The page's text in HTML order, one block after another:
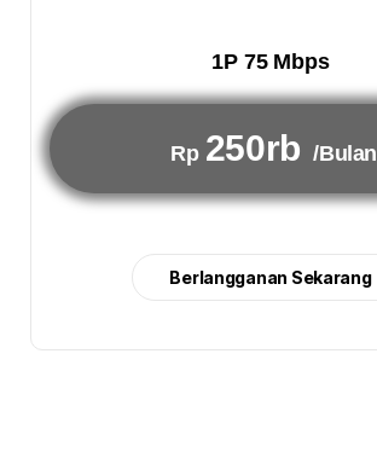
1P 75 Mbps
Rp 250rb /Bulan
Berlangganan Sekarang